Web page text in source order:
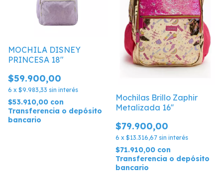
MOCHILA DISNEY
PRINCESA 18"
$59.900,00
6 x $9.983,33 sin interés
$53.910,00 con
Transferencia o depósito
bancario
Mochilas Brillo Zaphir
Metalizada 16''
$79.900,00
6 x $13.316,67 sin interés
$71.910,00 con
Transferencia o depósito
bancario